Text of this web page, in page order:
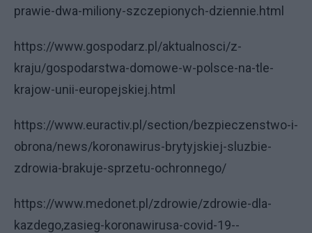
prawie-dwa-miliony-szczepionych-dziennie.html
https://www.gospodarz.pl/aktualnosci/z-
kraju/gospodarstwa-domowe-w-polsce-na-tle-
krajow-unii-europejskiej.html
https://www.euractiv.pl/section/bezpieczenstwo-i-
obrona/news/koronawirus-brytyjskiej-sluzbie-
zdrowia-brakuje-sprzetu-ochronnego/
https://www.medonet.pl/zdrowie/zdrowie-dla-
kazdego,zasieg-koronawirusa-covid-19--